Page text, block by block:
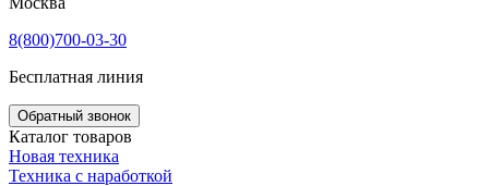
8(800)700-03-30
Бесплатная линия
Обратный звонок
Каталог товаров
Новая техника
Техника с наработкой